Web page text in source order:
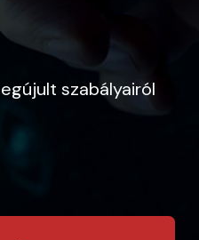
szabályairól